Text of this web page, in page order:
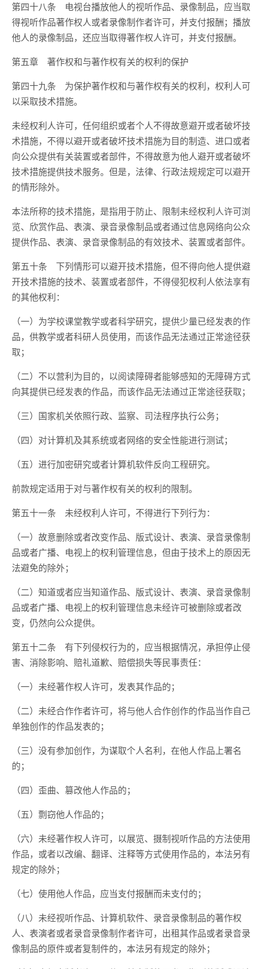
第四十八条 电视台播放他人的视听作品、录像制品，应当取
得视听作品著作权人或者录像制作者许可，并支付报酬；播放
他人的录像制品，还应当取得著作权人许可，并支付报酬。
第五章 著作权和与著作权有关的权利的保护
第四十九条 为保护著作权和与著作权有关的权利，权利人可
以采取技术措施。
未经权利人许可，任何组织或者个人不得故意避开或者破坏技
术措施，不得以避开或者破坏技术措施为目的制造、进口或者
向公众提供有关装置或者部件，不得故意为他人避开或者破坏
技术措施提供技术服务。但是，法律、行政法规规定可以避开
的情形除外。
本法所称的技术措施，是指用于防止、限制未经权利人许可浏
览、欣赏作品、表演、录音录像制品或者通过信息网络向公众
提供作品、表演、录音录像制品的有效技术、装置或者部件。
第五十条 下列情形可以避开技术措施，但不得向他人提供避
开技术措施的技术、装置或者部件，不得侵犯权利人依法享有
的其他权利：
（一）为学校课堂教学或者科学研究，提供少量已经发表的作
品，供教学或者科研人员使用，而该作品无法通过正常途径获
取；
（二）不以营利为目的，以阅读障碍者能够感知的无障碍方式
向其提供已经发表的作品，而该作品无法通过正常途径获取；
（三）国家机关依照行政、监察、司法程序执行公务；
（四）对计算机及其系统或者网络的安全性能进行测试；
（五）进行加密研究或者计算机软件反向工程研究。
前款规定适用于对与著作权有关的权利的限制。
第五十一条 未经权利人许可，不得进行下列行为：
（一）故意删除或者改变作品、版式设计、表演、录音录像制
品或者广播、电视上的权利管理信息，但由于技术上的原因无
法避免的除外；
（二）知道或者应当知道作品、版式设计、表演、录音录像制
品或者广播、电视上的权利管理信息未经许可被删除或者改
变，仍然向公众提供。
第五十二条 有下列侵权行为的，应当根据情况，承担停止侵
害、消除影响、赔礼道歉、赔偿损失等民事责任：
（一）未经著作权人许可，发表其作品的；
（二）未经合作作者许可，将与他人合作创作的作品当作自己
单独创作的作品发表的；
（三）没有参加创作，为谋取个人名利，在他人作品上署名
的；
（四）歪曲、篡改他人作品的；
（五）剽窃他人作品的；
（六）未经著作权人许可，以展览、摄制视听作品的方法使用
作品，或者以改编、翻译、注释等方式使用作品的，本法另有
规定的除外；
（七）使用他人作品，应当支付报酬而未支付的；
（八）未经视听作品、计算机软件、录音录像制品的著作权
人、表演者或者录音录像制作者许可，出租其作品或者录音录
像制品的原件或者复制件的，本法另有规定的除外；